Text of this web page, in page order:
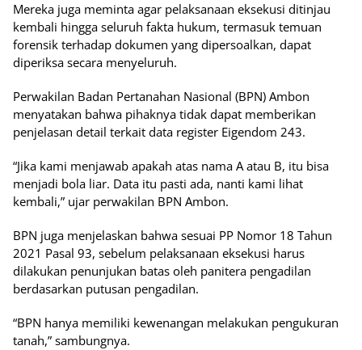
Mereka juga meminta agar pelaksanaan eksekusi ditinjau
kembali hingga seluruh fakta hukum, termasuk temuan
forensik terhadap dokumen yang dipersoalkan, dapat
diperiksa secara menyeluruh.
Perwakilan Badan Pertanahan Nasional (BPN) Ambon
menyatakan bahwa pihaknya tidak dapat memberikan
penjelasan detail terkait data register Eigendom 243.
“Jika kami menjawab apakah atas nama A atau B, itu bisa
menjadi bola liar. Data itu pasti ada, nanti kami lihat
kembali,” ujar perwakilan BPN Ambon.
BPN juga menjelaskan bahwa sesuai PP Nomor 18 Tahun
2021 Pasal 93, sebelum pelaksanaan eksekusi harus
dilakukan penunjukan batas oleh panitera pengadilan
berdasarkan putusan pengadilan.
“BPN hanya memiliki kewenangan melakukan pengukuran
tanah,” sambungnya.